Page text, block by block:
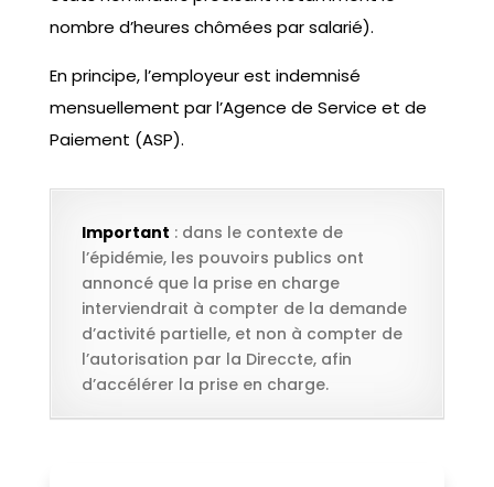
nombre d’heures chômées par salarié).
En principe, l’employeur est indemnisé
mensuellement par l’Agence de Service et de
Paiement (ASP).
Important : dans le contexte de
l’épidémie, les pouvoirs publics ont
annoncé que la prise en charge
interviendrait à compter de la demande
d’activité partielle, et non à compter de
l’autorisation par la Direccte, afin
d’accélérer la prise en charge.